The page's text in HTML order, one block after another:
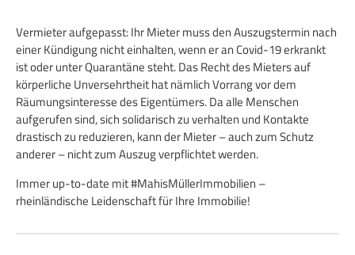
Vermieter aufgepasst: Ihr Mieter muss den Auszugstermin nach
einer Kündigung nicht einhalten, wenn er an Covid-19 erkrankt
ist oder unter Quarantäne steht. Das Recht des Mieters auf
körperliche Unversehrtheit hat nämlich Vorrang vor dem
Räumungsinteresse des Eigentümers. Da alle Menschen
aufgerufen sind, sich solidarisch zu verhalten und Kontakte
drastisch zu reduzieren, kann der Mieter – auch zum Schutz
anderer – nicht zum Auszug verpflichtet werden.
Immer up-to-date mit #MahisMüllerImmobilien –
rheinländische Leidenschaft für Ihre Immobilie!